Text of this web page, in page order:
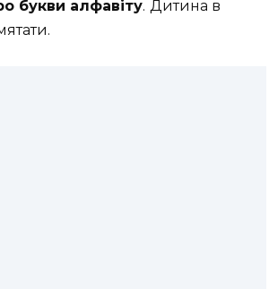
букви алфавіту. Дитина в